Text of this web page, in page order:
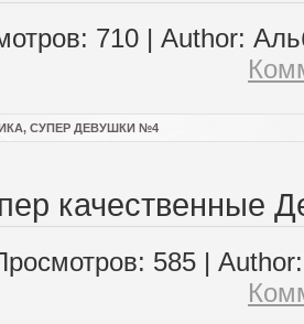
710 | Author:
СУПЕР ДЕВУШКИ №4
качественные
585 | Author: